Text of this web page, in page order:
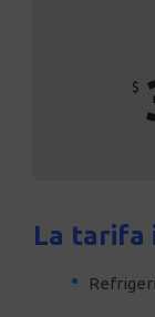
$
La tarifa